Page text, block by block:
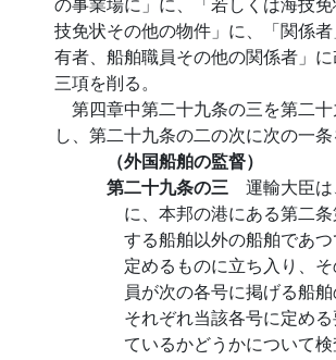
技免状その他の物件」に、「関係
有者、船舶職員その他の関係者」
三項を削る。
第四章中第二十九条の三を第二
し、第二十九条の二の次に次の一条
（外国船舶の監督）
第二十九条の三 運輸大臣
に、本邦の港にある第二
する船舶以外の船舶であ
定めるものに立ち入り、
員が次の各号に掲げる船
それぞれ当該各号に定め
ているかどうかについて